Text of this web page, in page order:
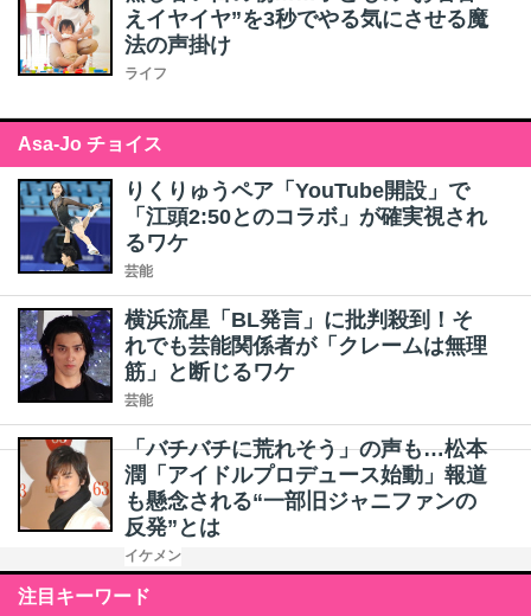
えイヤイヤ”を3秒でやる気にさせる魔
法の声掛け
ライフ
Asa-Jo チョイス
りくりゅうペア「YouTube開設」で
「江頭2:50とのコラボ」が確実視され
るワケ
芸能
横浜流星「BL発言」に批判殺到！そ
れでも芸能関係者が「クレームは無理
筋」と断じるワケ
芸能
「バチバチに荒れそう」の声も…松本
潤「アイドルプロデュース始動」報道
も懸念される“一部旧ジャニファンの
反発”とは
イケメン
注目キーワード